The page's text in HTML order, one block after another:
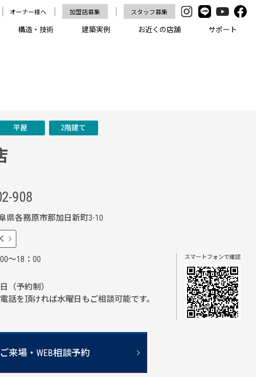
オーナー様へ 加盟店募集 スタッフ募集
構造・技術 建築実例 お近くの店舗 サポート
平屋 2階建て
908
県各務原市那加日新町3-10
～18：00
（予約制）
話を頂ければ水曜日もご相談可能です。
スマートフォンで確認
ご来場・WEB相談予約